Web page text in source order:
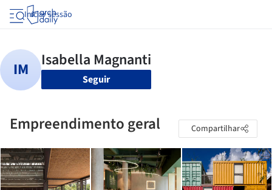
Iniciar sessão
Seguir
Empreendimento geral Compartilhar